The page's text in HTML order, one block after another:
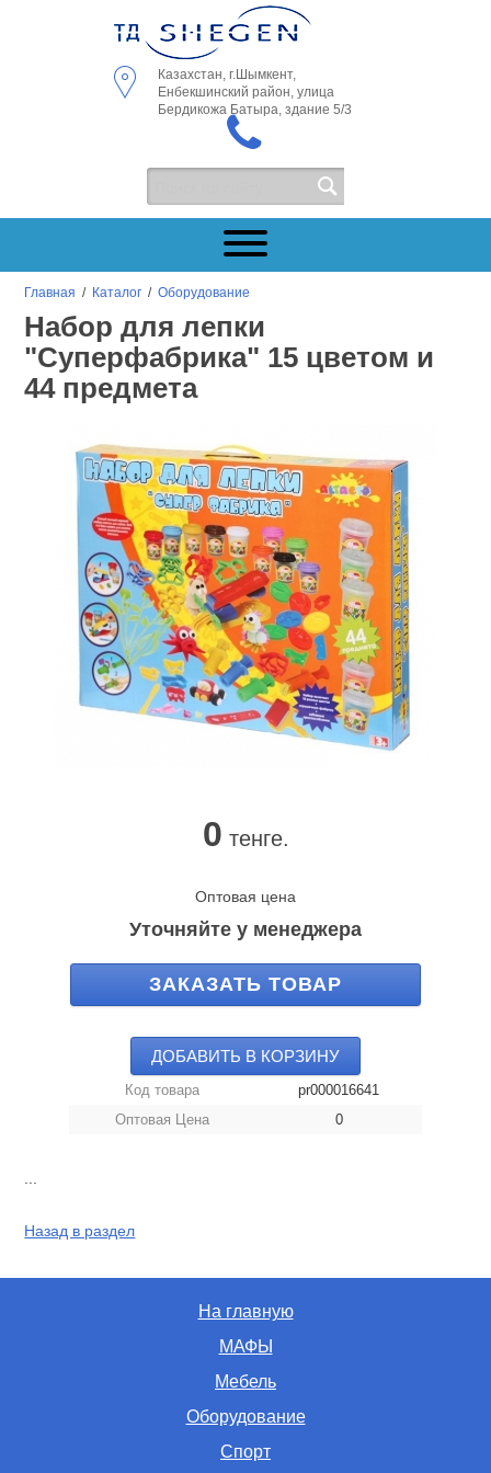
Казахстан, г.Шымкент,
Енбекшинский район, улица
Бердикожа Батыра, здание 5/3
Главная / Каталог /Оборудование
Набор для лепки
"Суперфабрика" 15 цветом и
44 предмета
0 тенге.
Оптовая цена
Уточняйте у менеджера
ЗАКАЗАТЬ ТОВАР
ДОБАВИТЬ В КОРЗИНУ
Код товара
pr000016641
Оптовая Цена
0
Назад в раздел
На главную
МАФЫ
Мебель
Оборудование
Спорт